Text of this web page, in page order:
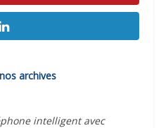
archives
intelligent avec